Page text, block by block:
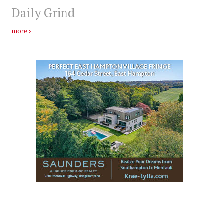
Daily Grind
more